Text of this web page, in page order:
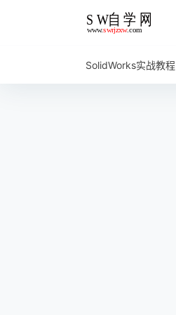
SolidWorks实战教程